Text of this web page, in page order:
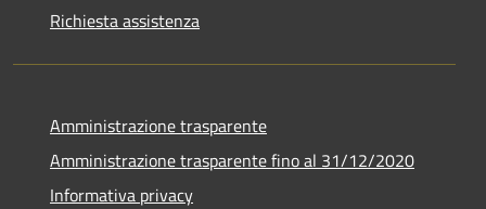
Richiesta assistenza
Amministrazione trasparente
Amministrazione trasparente fino al 31/12/2020
Informativa privacy